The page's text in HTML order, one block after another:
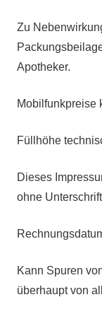
Zu
Apotheker.
Mobilfunkpreise
Füllhöhe
Dieses
ohne
Kann Spuren
überhaupt von